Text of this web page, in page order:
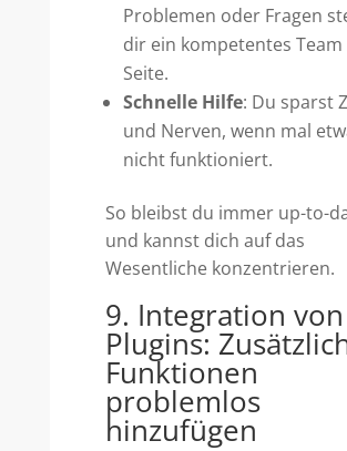
Problemen oder Fragen
dir ein kompetentes
Seite.
Schnelle Hilfe: Du sparst
und Nerven, wenn mal
nicht funktioniert.
So bleibst du immer up-to-
und kannst dich auf das
Wesentliche konzentrieren.
9. Integration von
Plugins:
Funktionen
problemlos
hinzufügen